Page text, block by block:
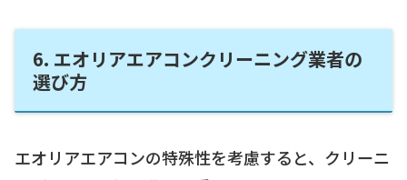
6. エオリアエアコンクリーニング業者の
選び方
エオリアエアコンの特殊性を考慮すると、クリーニ